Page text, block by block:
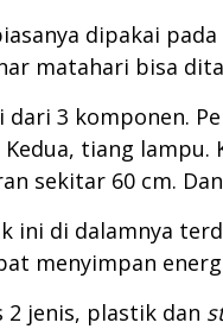
dipakai
matahari bisa
3 komponen.
tiang
sekitar 60 cm.
di dalamnya
menyimpan
jenis, plastik dan